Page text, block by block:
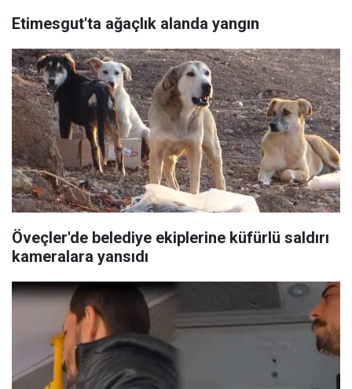
Etimesgut'ta ağaçlık alanda yangın
Öveçler'de belediye ekiplerine küfürlü saldırı
kameralara yansıdı